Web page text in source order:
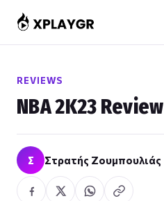
στο
περιεχόμενο
REVIEWS
NBA 2K23 Review
Σ Στρατής Ζουμπουλιάς